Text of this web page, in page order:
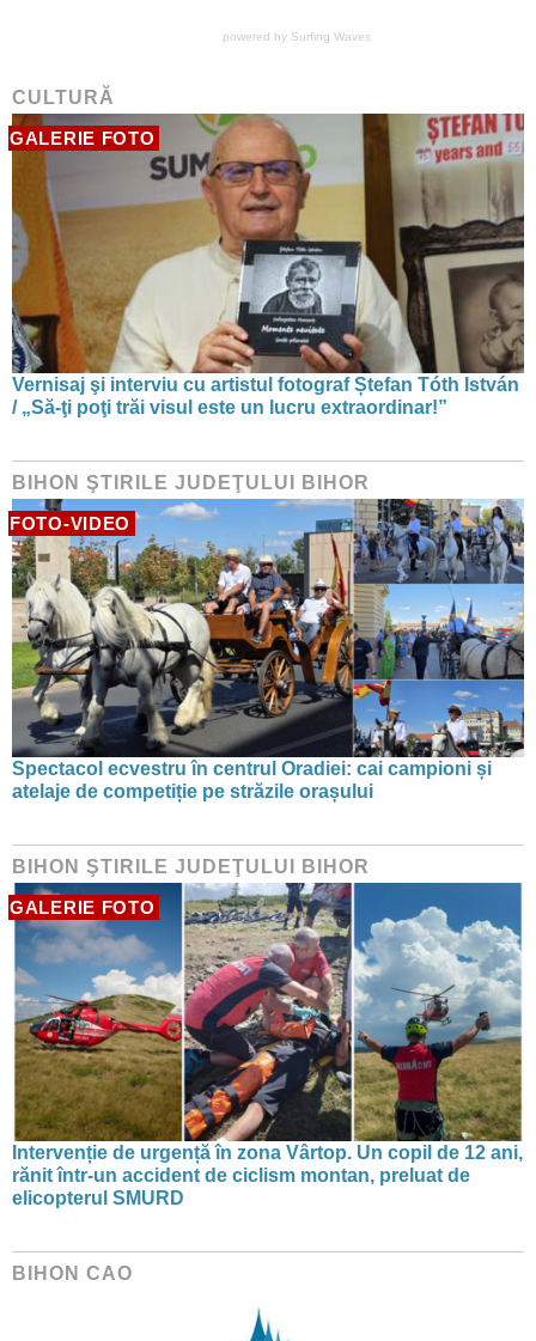
powered by Surfing Waves
CULTURĂ
GALERIE FOTO
Vernisaj şi interviu cu artistul fotograf Ștefan Tóth István
/ „Să-ţi poţi trăi visul este un lucru extraordinar!”
BIHON ŞTIRILE JUDEŢULUI BIHOR
FOTO-VIDEO
Spectacol ecvestru în centrul Oradiei: cai campioni și
atelaje de competiție pe străzile orașului
BIHON ŞTIRILE JUDEŢULUI BIHOR
GALERIE FOTO
Intervenție de urgență în zona Vârtop. Un copil de 12 ani,
rănit într-un accident de ciclism montan, preluat de
elicopterul SMURD
BIHON CAO